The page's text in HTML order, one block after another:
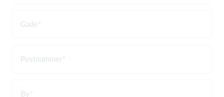
Gade
Postnummer
By